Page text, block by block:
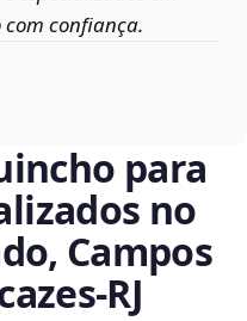
com confiança.
para
no
Campos